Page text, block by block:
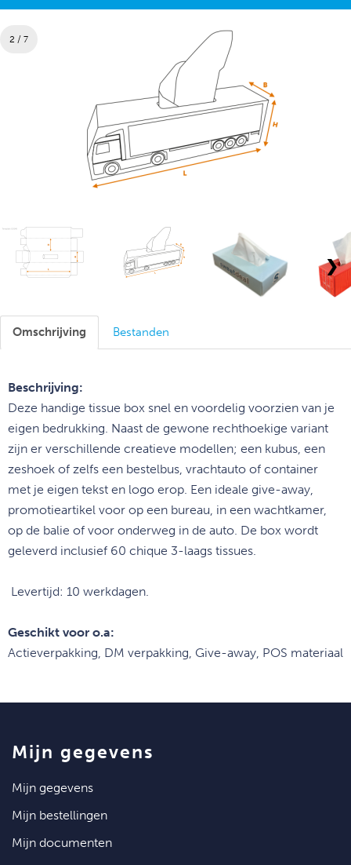
2 / 7
❯
Omschrijving Bestanden
Beschrijving:
Deze handige tissue box snel en voordelig voorzien van je
eigen bedrukking. Naast de gewone rechthoekige variant
zijn er verschillende creatieve modellen; een kubus, een
zeshoek of zelfs een bestelbus, vrachtauto of container
met je eigen tekst en logo erop. Een ideale give-away,
promotieartikel voor op een bureau, in een wachtkamer,
op de balie of voor onderweg in de auto. De box wordt
geleverd inclusief 60 chique 3-laags tissues.
Levertijd: 10 werkdagen.
Geschikt voor o.a:
Actieverpakking, DM verpakking, Give-away, POS materiaal
mijn gegevens
mijn gegevens
mijn bestellingen
mijn documenten